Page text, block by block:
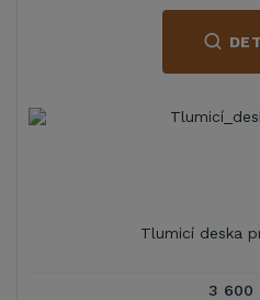
Tlumicí deska
3 600